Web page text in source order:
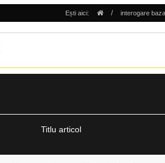
Ești aici: / interogare
Titlu articol